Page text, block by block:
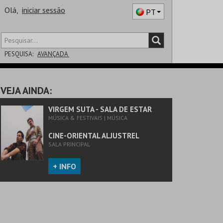
Olá, iniciar sessão PT
PESQUISA: AVANÇADA
SALA
VEJA AINDA:
VIRGEM SUTA - SALA DE ESTAR
MÚSICA & FESTIVAIS | MÚSICA
CINE-ORIENTAL ALJUSTREL
SALA PRINCIPAL
+ INFO